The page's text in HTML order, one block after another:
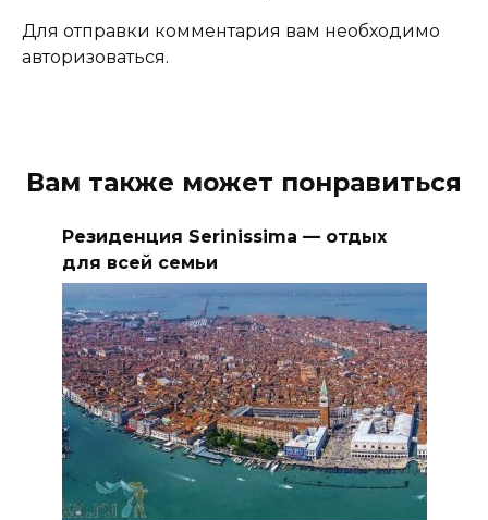
Для отправки комментария вам необходимо
авторизоваться.
Вам также может понравиться
Резиденция Serinissima — отдых
для всей семьи